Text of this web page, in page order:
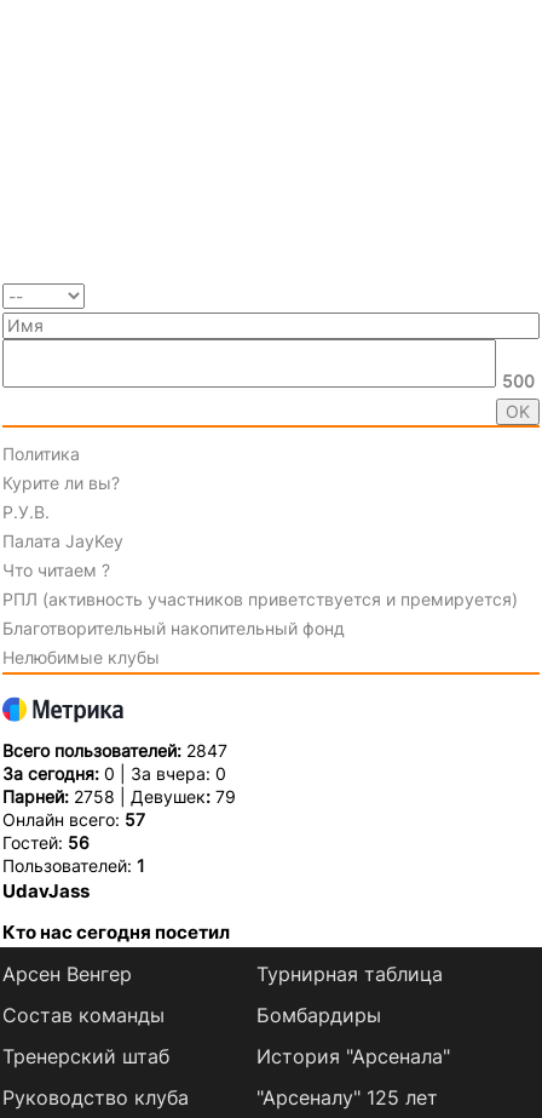
500
Политика
Курите ли вы?
Р.У.В.
Палата JayKey
Что читаем ?
РПЛ (активность участников приветствуется и премируется)
Благотворительный накопительный фонд
Нелюбимые клубы
Всего пользователей: 2847
За сегодня: 0 | За вчера: 0
Парней: 2758 | Девушек: 79
Онлайн всего: 57
Гостей: 56
Пользователей: 1
UdavJass
Кто нас сегодня посетил
Арсен Венгер
Состав команды
Тренерский штаб
Руководство клуба
Турнирная таблица
Бомбардиры
История "Арсенала"
"Арсеналу" 125 лет